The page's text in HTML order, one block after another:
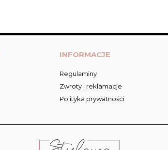
INFORMACJE
Regulaminy
Zwroty i reklamacje
Polityka prywatności